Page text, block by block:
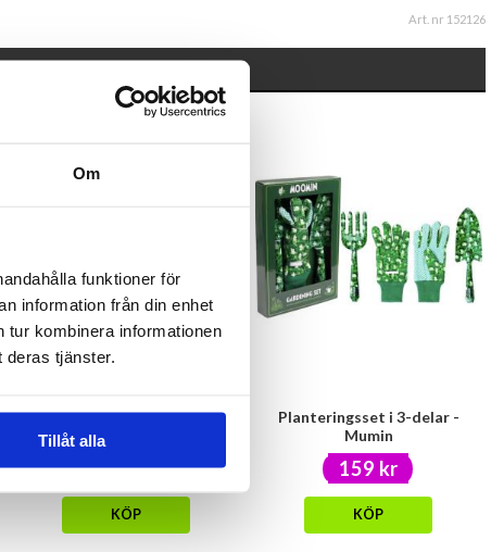
Om
funktioner för
information från din enhet
kombinera informationen
deras tjänster.
Tillåt alla
Art. nr 152126
Disktrasa Mumin kram
39 kr
KÖP
Planteringsset i 3-delar -
Mumin
159 kr
KÖP